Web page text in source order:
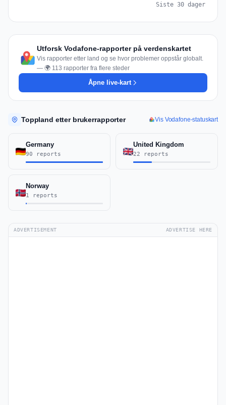
Siste 30 dager
Utforsk Vodafone-rapporter på verdenskartet
Vis rapporter etter land og se hvor problemer oppstår globalt.
— 🌍 113 rapporter fra flere steder
Åpne live-kart
Toppland etter brukerrapporter Vis Vodafone-statuskart
Germany
90 reports
United Kingdom
22 reports
Norway
1 reports
ADVERTISEMENT ADVERTISE HERE